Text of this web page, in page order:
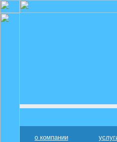
о компании